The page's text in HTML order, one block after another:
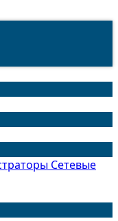
Сетевые